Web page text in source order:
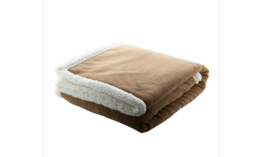
Questo
prodotto
ha
più